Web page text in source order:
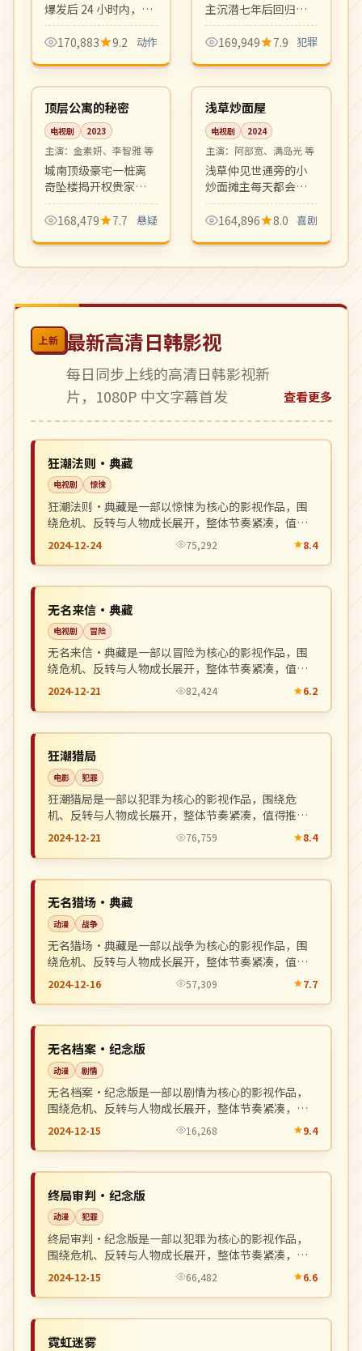
爆发后 24 小时内，重
案组与神秘恐怖组织
斗智斗勇。港式硬动
战戏精彩刺激。
170,883 9.2 动作
主沉潜七年后回归首
尔，以企业家身份发
起跨越数十年的复仇
转密集制作精良。
169,949 7.9 犯罪
韩国
完结 21:59
顶层公寓的秘密
电视剧 2023
主演： 金素妍、李智雅 等
城南顶级豪宅一桩离
奇坠楼揭开权贵家族
数十年的隐秘往事，
财阀夫人、家庭教
怀心事，复仇爽剧悬
疑代表作。
168,479 7.7 悬疑
日本
完结 10:27
浅草炒面屋
电视剧 2024
主演： 阿部宽、满岛光 等
浅草仲见世通旁的小
炒面摊主每天都会迎
来不同的食客与人生
故事。市井烟火气浓
想立刻吃一碗炒面。
164,896 8.0 喜剧
上新 最新高清日韩影视
每日同步上线的高清日韩影视新
片，1080P 中文字幕首发
查看更多
英国
高分
狂潮法则·典藏
电视剧 惊悚
狂潮法则·典藏是一部以惊悚为核心的影视作品，围
绕危机、反转与人物成长展开，整体节奏紧凑，值得
推荐观看。
2024-12-24 75,292 8.4
中国
无名来信·典藏
电视剧 冒险
无名来信·典藏是一部以冒险为核心的影视作品，围
绕危机、反转与人物成长展开，整体节奏紧凑，值得
推荐观看。
2024-12-21 82,424 6.2
英国
狂潮猎局
电影 犯罪
狂潮猎局是一部以犯罪为核心的影视作品，围绕危
机、反转与人物成长展开，整体节奏紧凑，值得推荐
观看。
2024-12-21 76,759 8.4
中国
无名猎场·典藏
动漫 战争
无名猎场·典藏是一部以战争为核心的影视作品，围
绕危机、反转与人物成长展开，整体节奏紧凑，值得
推荐观看。
2024-12-16 57,309 7.7
日本
无名档案·纪念版
动漫 剧情
无名档案·纪念版是一部以剧情为核心的影视作品，
围绕危机、反转与人物成长展开，整体节奏紧凑，值
得推荐观看。
2024-12-15 16,268 9.4
中国
终局审判·纪念版
动漫 犯罪
终局审判·纪念版是一部以犯罪为核心的影视作品，
围绕危机、反转与人物成长展开，整体节奏紧凑，值
得推荐观看。
2024-12-15 66,482 6.6
韩国
霓虹迷雾